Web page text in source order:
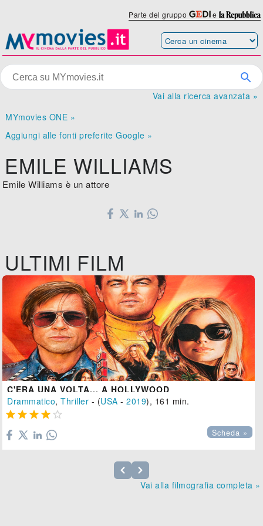
Parte del gruppo e
Vai alla ricerca avanzata »
MYmovies ONE »
Aggiungi alle fonti preferite Google »
EMILE WILLIAMS
Emile Williams è un attore
ULTIMI FILM
C'ERA UNA VOLTA... A HOLLYWOOD
Drammatico,Thriller - (USA -2019), 161 min.
    
Scheda »
Vai alla filmografia completa »